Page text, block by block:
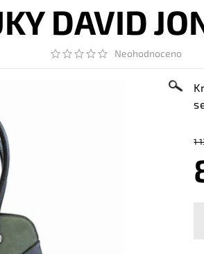
DAVID
Neohodnoceno
1